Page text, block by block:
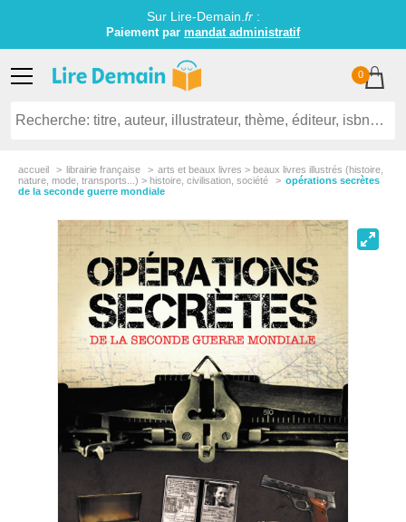
Sur Lire-Demain. fr:
Paiement par mandat administratif
0
accueil librairie française
arts et beaux livres > beaux livres illustrés (histoire,
nature, mode, transports...) > histoire, civilisation, société
opérations secrètes
de la seconde guerre mondiale